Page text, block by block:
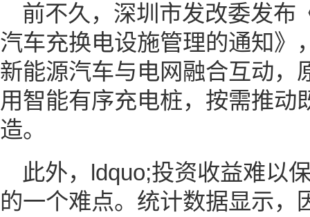
前不久，深圳市发改委发布
汽车充换电设施管理的通知》
新能源汽车与电网融合互动，
用智能有序充电桩，按需推动
造。
此外，ldquo;投资收益难以
的一个难点。统计数据显示，